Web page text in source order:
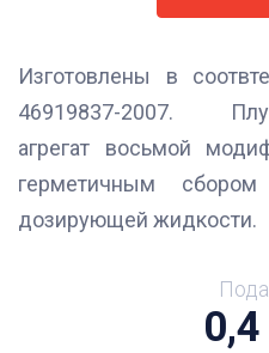
Изготовлены в
46919837-2007.
агрегат восьмой
герметичным
дозирующей жидкости.